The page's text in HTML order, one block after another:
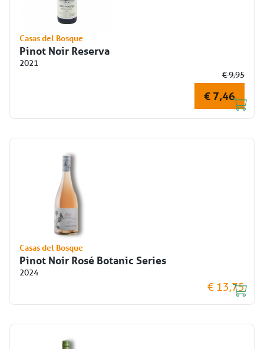
Casas del Bosque
Pinot Noir Reserva
2021
€ 9,95
€ 7,46
Casas del Bosque
Pinot Noir Rosé Botanic Series
2024
€ 13,75